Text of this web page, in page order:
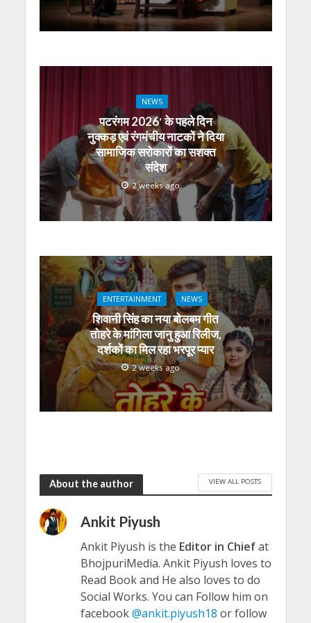
NEWS
पटरंगम 2026′ के पहले दिन
नुक्कड़ एवं रंगमंचीय नाटकों ने दिया
सामाजिक सरोकारों का सशक्त
संदेश
2 weeks ago
ENTERTAINMENT NEWS
शिवानी सिंह का नया बोलबम गीत
तोहरे के मांगिला जानु हुआ रिलीज,
दर्शकों का मिल रहा भरपूर प्यार
2 weeks ago
About the author VIEW ALL POSTS
Ankit Piyush
Ankit Piyush is the Editor in Chiefat
BhojpuriMedia. Ankit Piyush loves to
Read Book and He also loves to do
Social Works. You can Follow him on
facebook@ankit.piyush18 or follow